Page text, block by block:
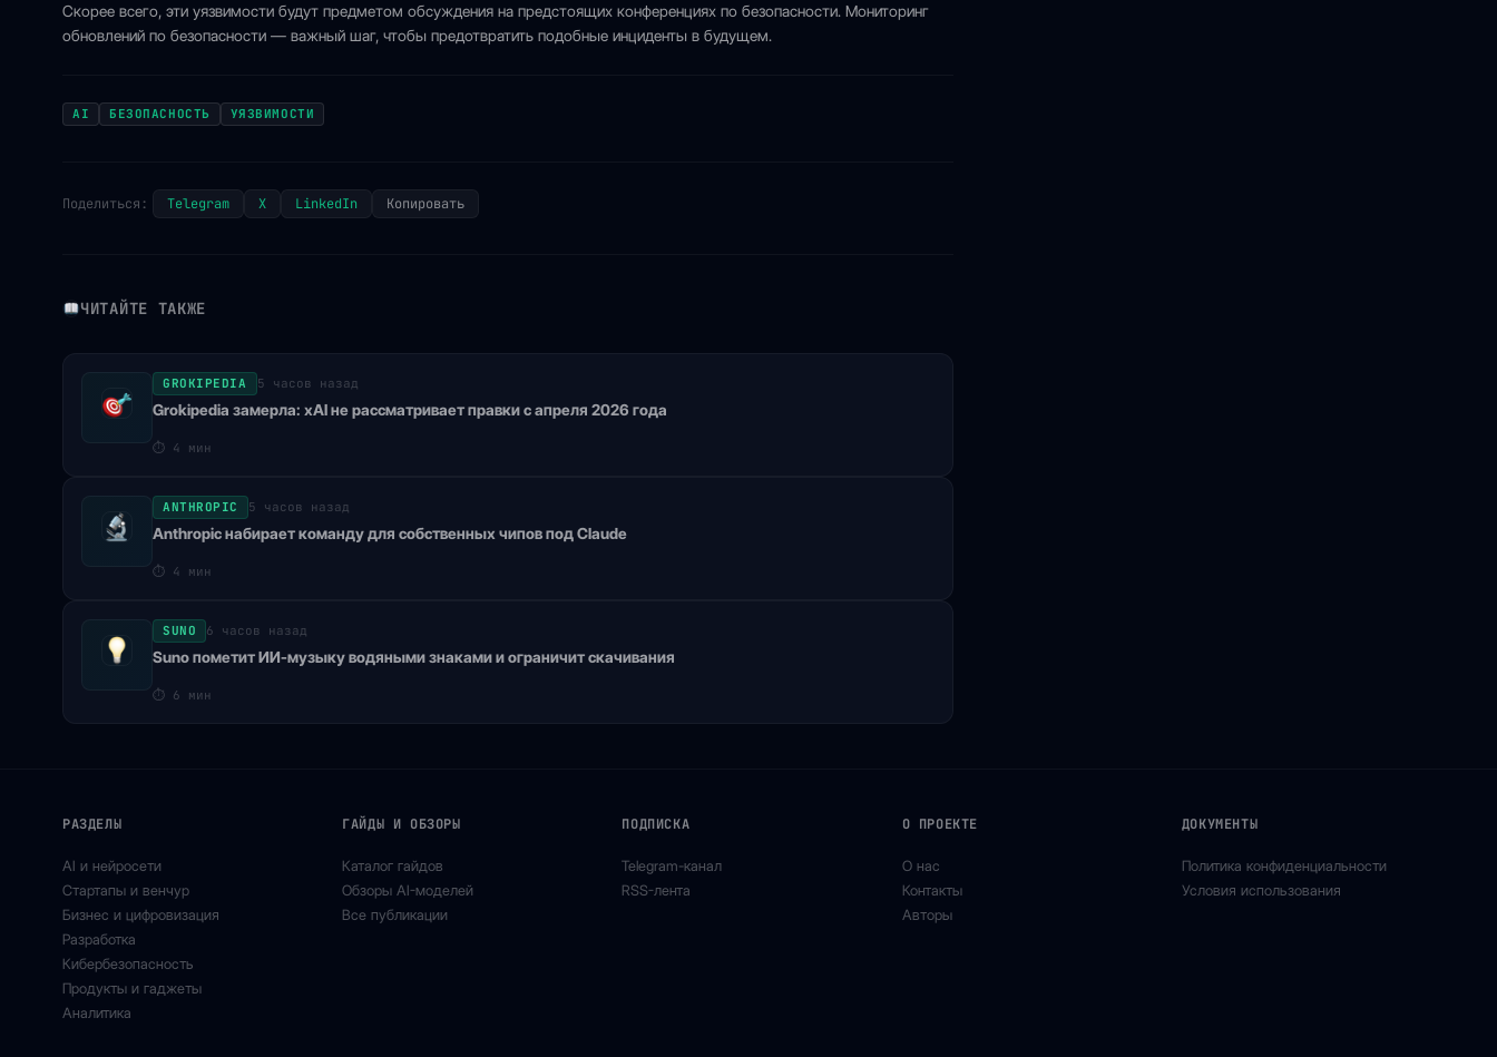
Скорее всего, эти уязвимости будут предметом обсуждения на предстоящих конференциях по безопасности. Мониторинг
обновлений по безопасности — важный шаг, чтобы предотвратить подобные инциденты в будущем.
AI БЕЗОПАСНОСТЬ УЯЗВИМОСТИ
Поделиться: Telegram X LinkedIn Копировать
ЧИТАЙТЕ ТАКЖЕ
GROKIPEDIA 5 часов назад
Grokipedia замерла: xAI не рассматривает правки с апреля 2026 года
⏱ 4 мин
ANTHROPIC 5 часов назад
Anthropic набирает команду для собственных чипов под Claude
⏱ 4 мин
SUNO 6 часов назад
Suno пометит ИИ-музыку водяными знаками и ограничит скачивания
⏱ 6 мин
РАЗДЕЛЫ
AI и нейросети
Стартапы и венчур
Бизнес и цифровизация
Разработка
Кибербезопасность
Продукты и гаджеты
Аналитика
ГАЙДЫ И ОБЗОРЫ
Каталог гайдов
Обзоры AI-моделей
Все публикации
ПОДПИСКА
Telegram-канал
RSS-лента
О ПРОЕКТЕ
О нас
Контакты
Авторы
ДОКУМЕНТЫ
Политика конфиденциальности
Условия использования